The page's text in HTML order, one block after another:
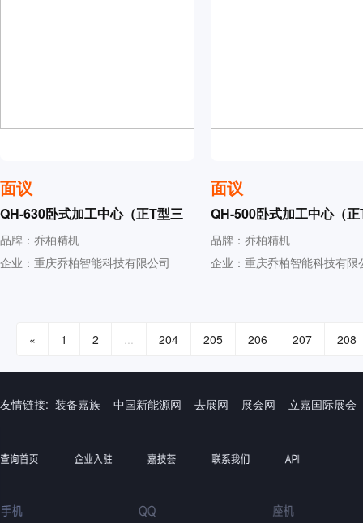
面议
QH-630卧式加工中心（正T型三
线）
品牌：乔柏精机
企业：重庆乔柏智能科技有限公司
面议
QH-500卧式加工中心（
线）
品牌：乔柏精机
企业：重庆乔柏智能科技有限
« 1 2 ... 204 205 206 207 208
友情链接: 装备嘉族 中国新能源网 去展网 展会网 立嘉国际展会